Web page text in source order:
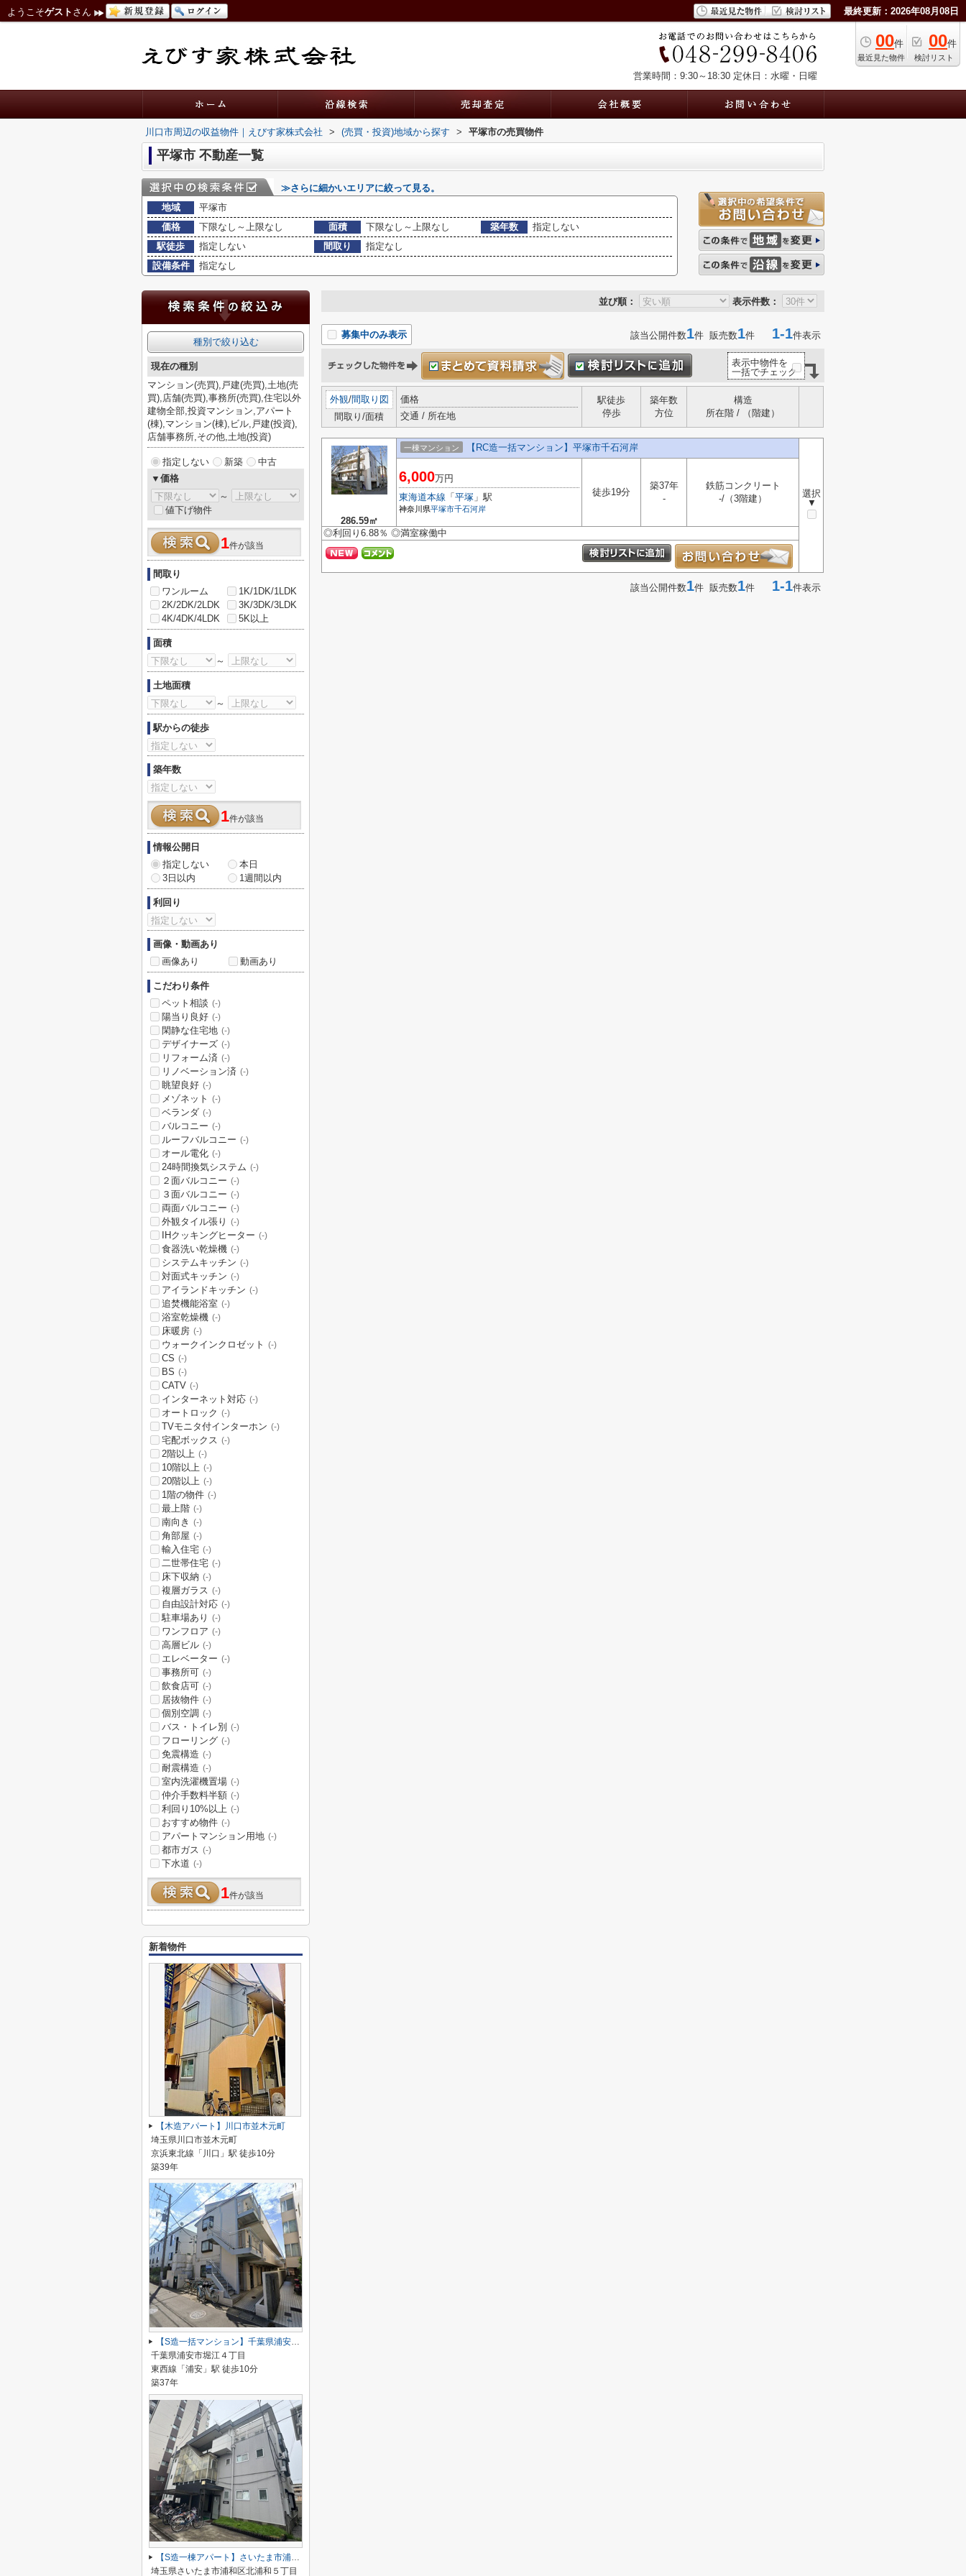
ようこそゲスト さん 最終更新：2026年08月08日
00件
最近見た物件
00件
検討リスト
営業時間：9:30～18:30 定休日：水曜・日曜
川口市周辺の収益物件｜えびす家株式会社 > (売買・投資)地域から探す > 平塚市の売買物件
平塚市 不動産一覧
≫さらに細かいエリアに絞って見る。
地域
平塚市
価格
下限なし～上限なし 面積 下限なし～上限なし 築年数
指定しない
駅徒歩
指定しない 間取り
指定なし
設備条件
指定なし
並び順： 表示件数：
募集中のみ表示 該当公開件数1件 販売数1件 1-1件表示
表示中物件を
一括でチェック
外観/間取り図
間取り/面積
価格
交通 / 所在地
駅徒歩
停歩
築年数
方位
構造
所在階 / （階建）
286.59㎡
一棟マンション 【RC造一括マンション】平塚市千石河岸
選択
▼
6,000万円
東海道本線 「 平塚 」駅
神奈川県平塚市千石河岸
徒歩19分
築37年
-
鉄筋コンクリート
-/（3階建）
◎利回り6.88％ ◎満室稼働中
該当公開件数1件 販売数1件 1-1件表示
種別で絞り込む
現在の種別
マンション(売買),戸建(売買),土地(売
買),店舗(売買),事務所(売買),住宅以外
建物全部,投資マンション,アパート
(棟),マンション(棟),ビル,戸建(投資),
店舗事務所,その他,土地(投資)
指定しない 新築
中古
▼価格
～
値下げ物件
1件が該当
間取り
ワンルーム
1K/1DK/1LDK
2K/2DK/2LDK
3K/3DK/3LDK
4K/4DK/4LDK
5K以上
面積
～
土地面積
～
駅からの徒歩
築年数
1件が該当
情報公開日
指定しない
本日
3日以内
1週間以内
利回り
画像・動画あり
画像あり
動画あり
こだわり条件
ペット相談 (-)
陽当り良好 (-)
閑静な住宅地 (-)
デザイナーズ (-)
リフォーム済 (-)
リノベーション済 (-)
眺望良好 (-)
メゾネット (-)
ベランダ (-)
バルコニー (-)
ルーフバルコニー (-)
オール電化 (-)
24時間換気システム (-)
２面バルコニー (-)
３面バルコニー (-)
両面バルコニー (-)
外観タイル張り (-)
IHクッキングヒーター (-)
食器洗い乾燥機 (-)
システムキッチン (-)
対面式キッチン (-)
アイランドキッチン (-)
追焚機能浴室 (-)
浴室乾燥機 (-)
床暖房 (-)
ウォークインクロゼット (-)
CS (-)
BS (-)
CATV (-)
インターネット対応 (-)
オートロック (-)
TVモニタ付インターホン (-)
宅配ボックス (-)
2階以上 (-)
10階以上 (-)
20階以上 (-)
1階の物件 (-)
最上階 (-)
南向き (-)
角部屋 (-)
輸入住宅 (-)
二世帯住宅 (-)
床下収納 (-)
複層ガラス (-)
自由設計対応 (-)
駐車場あり (-)
ワンフロア (-)
高層ビル (-)
エレベーター (-)
事務所可 (-)
飲食店可 (-)
居抜物件 (-)
個別空調 (-)
バス・トイレ別 (-)
フローリング (-)
免震構造 (-)
耐震構造 (-)
室内洗濯機置場 (-)
仲介手数料半額 (-)
利回り10%以上 (-)
おすすめ物件 (-)
アパートマンション用地 (-)
都市ガス (-)
下水道 (-)
1件が該当
新着物件
【木造アパート】川口市並木元町
埼玉県川口市並木元町
京浜東北線「川口」駅 徒歩10分
築39年
【S造一括マンション】千葉県浦安市堀江4丁目
千葉県浦安市堀江４丁目
東西線「浦安」駅 徒歩10分
築37年
【S造一棟アパート】さいたま市浦和区北浦和５丁目
埼玉県さいたま市浦和区北浦和５丁目